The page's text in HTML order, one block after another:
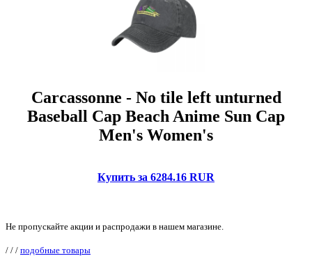
Carcassonne - No tile left unturned
Baseball Cap Beach Anime Sun Cap
Men's Women's
Купить за 6284.16 RUR
Не пропускайте акции и распродажи в нашем магазине.
/ / / подобные товары